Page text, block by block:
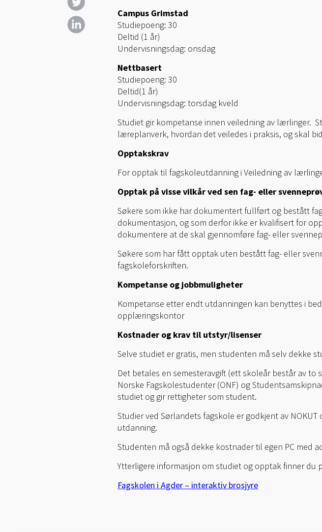
Campus Grimstad
Studiepoeng: 30
Deltid (1 år)
Undervisningsdag: onsdag
Nettbasert
Studiepoeng: 30
Deltid(1 år)
Undervisningsdag: torsdag kveld
Studiet gir kompetanse innen veiledning av lærlinger.
læreplanverk, hvordan det veiledes i praksis, og skal
Opptakskrav
For opptak til fagskoleutdanning i Veiledning av
Opptak på visse vilkår ved sen fag- eller
Søkere som ikke har dokumentert fullført og bestått
dokumentasjon, og som derfor ikke er kvalifisert for
dokumentere at de skal gjennomføre fag- eller
Søkere som har fått opptak uten bestått fag- eller
fagskoleforskriften.
Kompetanse og jobbmuligheter
Kompetanse etter endt utdanningen kan benyttes i
opplæringskontor
Kostnader og krav til utstyr/lisenser
Selve studiet er gratis, men studenten må selv dekke
Det betales en semesteravgift (ett skoleår består av
Norske Fagskolestudenter (ONF) og
studiet og gir rettigheter som student.
Studier ved Sørlandets fagskole er godkjent av
utdanning.
Studenten må også dekke kostnader til egen PC med
Ytterligere informasjon om studiet og opptak finner du
Fagskolen i Agder – interaktiv brosjyre